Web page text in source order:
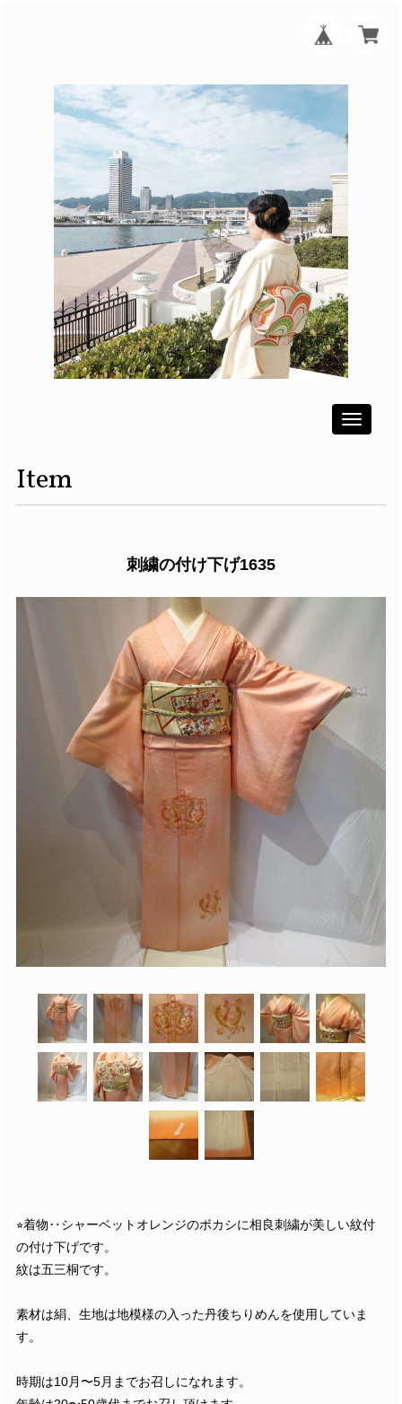
Toggle
Item
刺繍の付け下げ1635
⭐︎着物‥シャーベットオレンジのボカシに相良刺繍が美しい紋付
の付け下げです。
紋は五三桐です。
素材は絹、生地は地模様の入った丹後ちりめんを使用していま
す。
時期は10月〜5月までお召しになれます。